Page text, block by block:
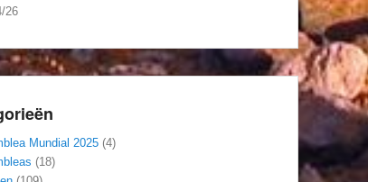
26
Mundial 2025 (4)
(18)